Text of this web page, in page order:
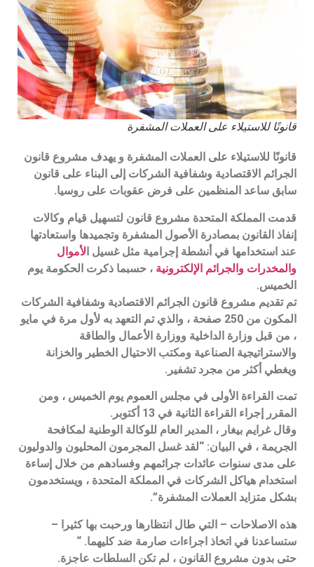
قانونًا للاستيلاء على العملات المشفرة
قانونًا للاستيلاء على العملات المشفرة و يهدف مشروع قانون
الجرائم الاقتصادية وشفافية الشركات إلى البناء على قانون
سابق ساعد المنظمين على فرض عقوبات على روسيا.
قدمت المملكة المتحدة مشروع قانون لتسهيل قيام وكالات
إنفاذ القانون بمصادرة الأصول المشفرة وتجميدها واستعادتها
عند استخدامها في أنشطة إجرامية مثل غسيل الأموال
والمخدرات والجرائم الإلكترونية ، حسبما ذكرت الحكومة يوم
الخميس.
تم تقديم مشروع قانون الجرائم الاقتصادية وشفافية الشركات
المكون من 250 صفحة ، والذي تم التعهد به لأول مرة في مايو
، من قبل وزارة الداخلية ووزارة الأعمال والطاقة
والاستراتيجية الصناعية ومكتب الاحتيال الخطير والخزانة
ويغطي أكثر من مجرد تشفير.
تمت القراءة الأولى في مجلس العموم يوم الخميس ، ومن
المقرر إجراء القراءة الثانية في 13 أكتوبر.
وقال غرايم بيغار ، المدير العام للوكالة الوطنية لمكافحة
الجريمة ، في البيان: “لقد غسل المجرمون المحليون والدوليون
على مدى سنوات عائدات جرائمهم وفسادهم من خلال إساءة
استخدام هياكل الشركات في المملكة المتحدة ، ويستخدمون
بشكل متزايد العملات المشفرة”.
هذه الاصلاحات – التي طال انتظارها ورحبت بها كثيرا –
ستساعدنا في اتخاذ اجراءات صارمة ضد كليهما. “
حتى بدون مشروع القانون ، لم تكن السلطات عاجزة.